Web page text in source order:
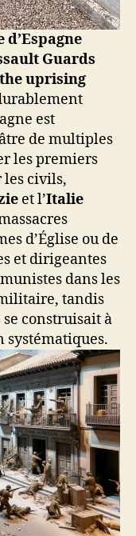
est
de multiples
les premiers
civils,
et l’Italie
d’Église ou de
et dirigeantes
dans les
tandis
construisait à
systématiques.